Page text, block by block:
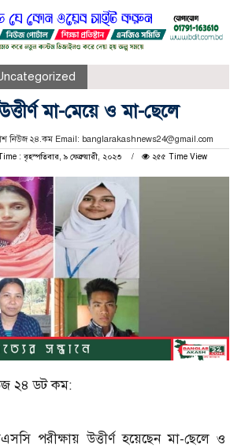
মা-মেয়ে ও মা-ছেলে
নিউজ ২৪.কম Email: banglarakashnews24@gmail.com
: বৃহস্পতিবার, ৯ ফেব্রুয়ারী, ২০২৩
২৫৫ Time View
২৪ ডট কম:
পরীক্ষায় উত্তীর্ণ হয়েছেন মা-ছেলে ও